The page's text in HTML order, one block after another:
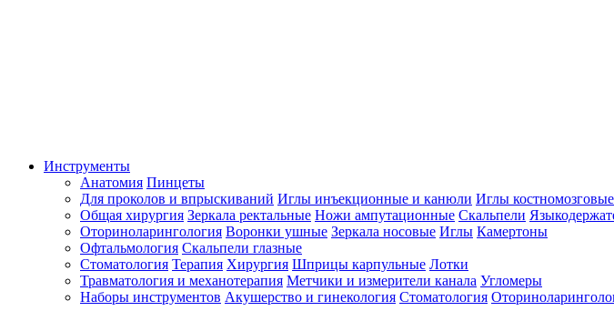
Инструменты
Анатомия Пинцеты
Для проколов и впрыскиваний Иглы инъекционные и канюли Иглы костномозговые
Общая хирургия Зеркала ректальные Ножи ампутационные Скальпели
Оториноларингология Воронки ушные Зеркала носовые Иглы Камертоны
Офтальмология Скальпели глазные
Стоматология Терапия Хирургия Шприцы карпульные Лотки
Травматология и механотерапия Метчики и измерители канала Угломеры
Наборы инструментов Акушерство и гинекология Стоматология